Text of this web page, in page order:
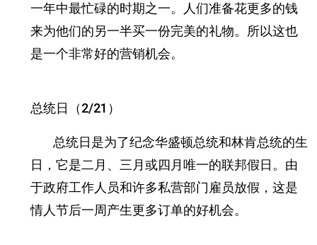
一年中最忙碌的时期之一。
人们准备花更多的钱
来为他们的另一半买一份完美的礼物。 所以这也
是一个非常好的营销机会。
总统日（2/21）
总统日是为了纪念华盛顿总统和林肯总统的生
日，它是二月、三月或四月唯一的联邦假日。 由
于政府工作人员和许多私营部门雇员放假，这是
情人节后一周产生更多订单的好机会。